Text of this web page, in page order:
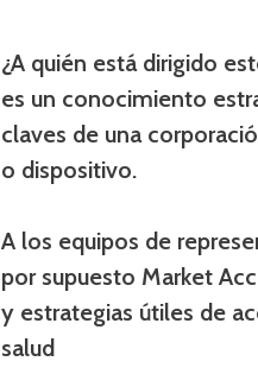
¿A quién está dirigido
es un conocimiento
claves de una
o dispositivo.
A los equipos de
por supuesto Market
y estrategias útiles de
salud